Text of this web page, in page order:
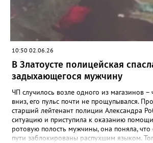
10:50 02.06.26
В Златоусте полицейская
задыхающегося мужчину
ЧП случилось возле одного из магазинов –
вниз, его пульс почти не прощупывался.
старший лейтенант полиции Александра
ситуацию и приступила к оказанию
ротовую полость мужчины, она поняла, что
пути заблокированы распухшим языком.